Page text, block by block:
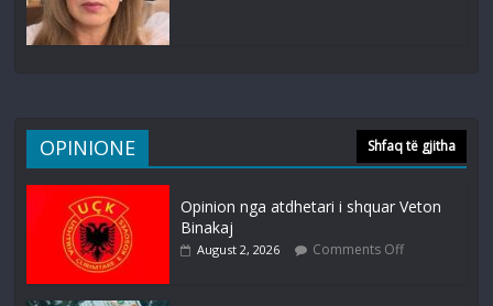
OPINIONE Shfaq të gjitha
Opinion nga atdhetari i shquar Veton
Binakaj
August 2, 2026 Comments Off